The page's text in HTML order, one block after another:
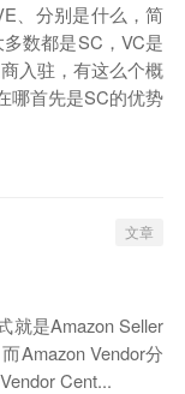
、分别是什么，简
数都是SC，VC是
入驻，有这么个概
哪首先是SC的优势
文章
就是Amazon Seller
Amazon Vendor分
Cent...